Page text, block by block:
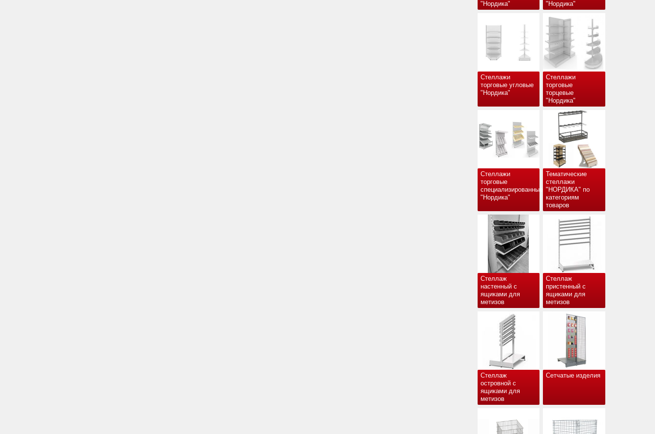
"Нордика"
"Нордика"
Стеллажи
торговые угловые
"Нордика"
Стеллажи
торговые
торцевые
"Нордика"
Стеллажи
торговые
специализированные
"Нордика"
Тематические
стеллажи
"НОРДИКА" по
категориям
товаров
Стеллаж
настенный с
ящиками для
метизов
Стеллаж
пристенный с
ящиками для
метизов
Стеллаж
островной с
ящиками для
метизов
Сетчатые изделия